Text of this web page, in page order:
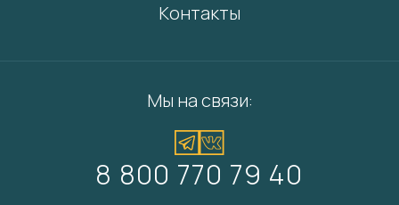
Контакты
Мы на связи:
8 800 770 79 40